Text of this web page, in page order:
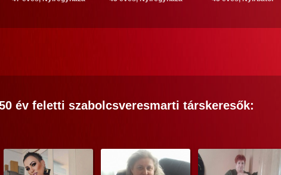
év feletti szabolcsveresmarti társkeresők: